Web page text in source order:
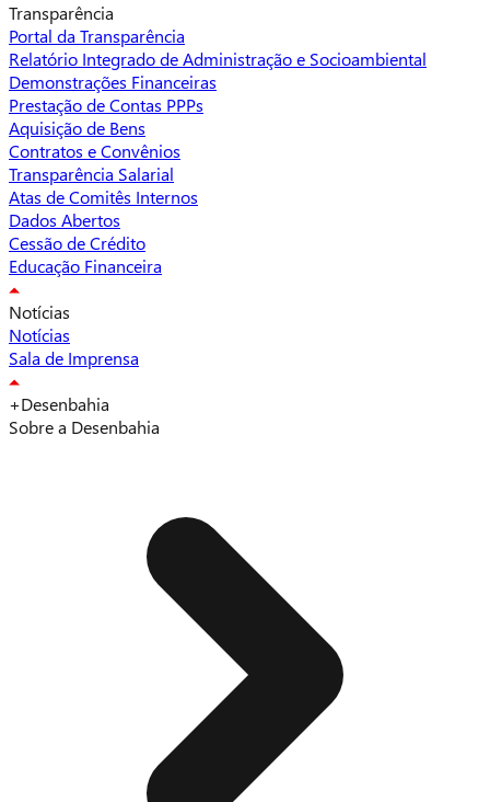
Transparência
Portal da Transparência
Relatório Integrado de Administração e Socioambiental
Demonstrações Financeiras
Prestação de Contas PPPs
Aquisição de Bens
Contratos e Convênios
Transparência Salarial
Atas de Comitês Internos
Dados Abertos
Cessão de Crédito
Educação Financeira
Notícias
Notícias
Sala de Imprensa
+Desenbahia
Sobre a Desenbahia